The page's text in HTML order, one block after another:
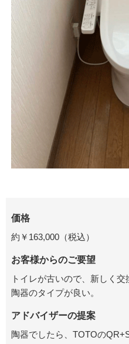
価格
約￥163,000（税込）
お客様からのご要望
トイレが古いので、新しく
陶器のタイプが良い。
アドバイザーの提案
陶器でしたら、TOTOの